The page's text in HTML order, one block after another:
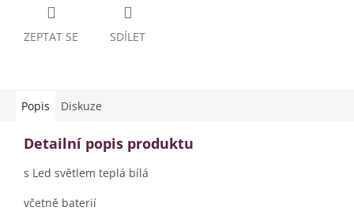
ZEPTAT SE SDÍLET
Popis Diskuze
Detailní popis produktu
s Led světlem teplá bílá
včetně baterií